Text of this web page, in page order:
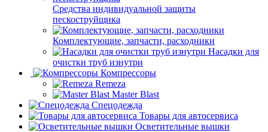
Средства индивидуальной защиты
пескоструйщика
Комплектующие, запчасти, расходники
Насадки для
очистки труб изнутри
Компрессоры
Remeza
Master Blast
Спецодежда
Товары для автосервиса
Осветительные вышки